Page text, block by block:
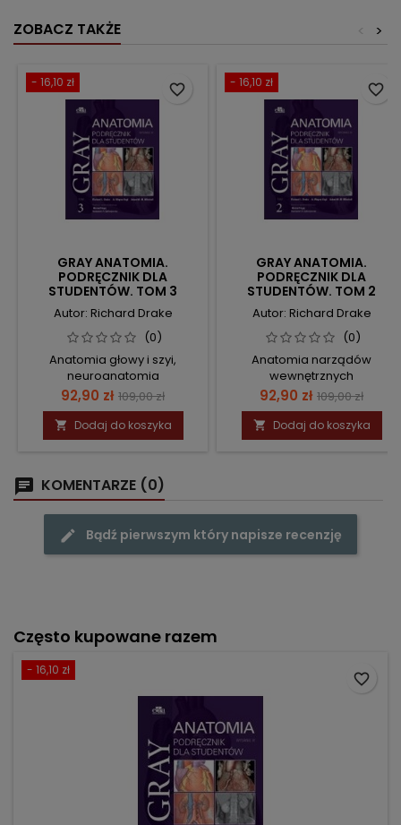
ZOBACZ TAKŻE >
<
- 16,10 zł
GRAY ANATOMIA.
PODRĘCZNIK DLA
STUDENTÓW. TOM 3
Autor: Richard Drake
(0)
Anatomia głowy i szyi,
neuroanatomia
Cena
92,90 zł Cena
podstawowa
109,00 zł
 Dodaj do koszyka
favorite_border - 16,10 zł
GRAY ANATOMIA.
PODRĘCZNIK DLA
STUDENTÓW. TOM 2
Autor: Richard Drake
(0)
Anatomia narządów
wewnętrznych
Cena
92,90 zł Cena
109,00 zł
 Dodaj do koszyka
favorite_border
KOMENTARZE (0)
Bądź pierwszym który napisze recenzję
Często kupowane razem
- 16,10 zł
favorite_border